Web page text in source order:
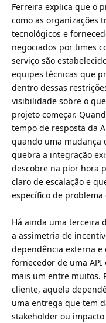
Ferreira explica que o
como as organizações
tecnológicos e
negociados por times
serviço são
equipes técnicas que
dentro dessas
visibilidade sobre o
projeto começar.
tempo de resposta da
quando uma mudança
quebra a integração
descobre na pior hora
claro de escalação e
específico de
Há ainda uma terceira
a assimetria de
dependência externa e
fornecedor de uma
mais um entre muitos.
cliente, aquela
uma entrega que tem
stakeholder ou